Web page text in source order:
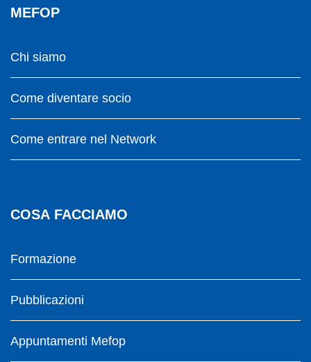
MEFOP
Chi siamo
Come diventare socio
Come entrare nel Network
COSA FACCIAMO
Formazione
Pubblicazioni
Appuntamenti Mefop